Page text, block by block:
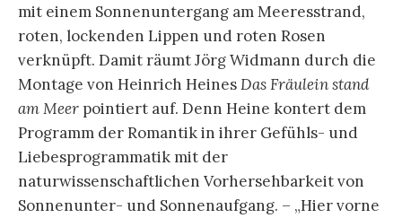
mit einem Sonnenuntergang am Meeresstrand,
roten, lockenden Lippen und roten Rosen
verknüpft. Damit räumt Jörg Widmann durch die
Montage von Heinrich HeinesDas Fräulein stand
am Meer pointiert auf. Denn Heine kontert dem
Programm der Romantik in ihrer Gefühls- und
Liebesprogrammatik mit der
naturwissenschaftlichen Vorhersehbarkeit von
Sonnenunter- und Sonnenaufgang. – „Hier vorne